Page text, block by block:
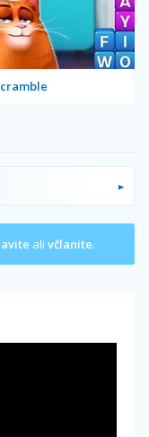
ali včlanite.